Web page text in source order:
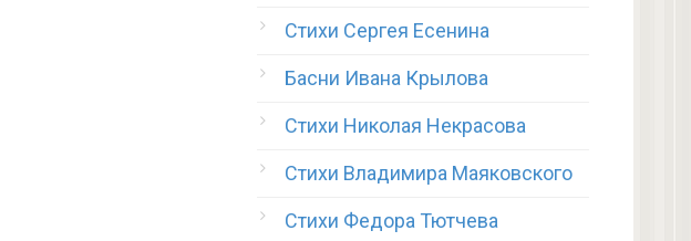
Стихи Сергея Есенина
Басни Ивана Крылова
Стихи Николая Некрасова
Стихи Владимира Маяковского
Стихи Федора Тютчева